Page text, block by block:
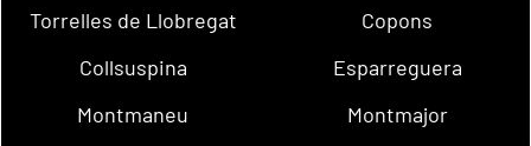
Torrelles de Llobregat
Copons
Collsuspina
Esparreguera
Montmaneu
Montmajor